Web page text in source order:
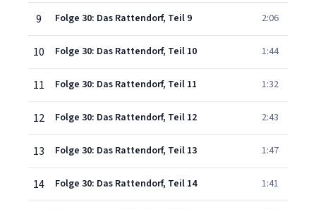
9 Folge 30: Das Rattendorf, Teil 9 2:06
10 Folge 30: Das Rattendorf, Teil 10 1:44
11 Folge 30: Das Rattendorf, Teil 11 1:32
12 Folge 30: Das Rattendorf, Teil 12 2:43
13 Folge 30: Das Rattendorf, Teil 13 1:47
14 Folge 30: Das Rattendorf, Teil 14 1:41